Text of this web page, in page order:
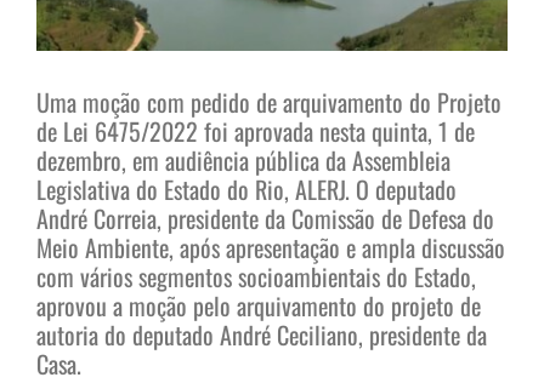
Uma moção com pedido de arquivamento do Projeto
de Lei 6475/2022 foi aprovada nesta quinta, 1 de
dezembro, em audiência pública da Assembleia
Legislativa do Estado do Rio, ALERJ. O deputado
André Correia, presidente da Comissão de Defesa do
Meio Ambiente, após apresentação e ampla discussão
com vários segmentos socioambientais do Estado,
aprovou a moção pelo arquivamento do projeto de
autoria do deputado André Ceciliano, presidente da
Casa.